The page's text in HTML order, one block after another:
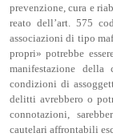
prevenzione, cura e
reato dell’art. 575
associazioni di tipo
propri» potrebbe
manifestazione della
condizioni di
delitti avrebbero o
connotazioni,
cautelari affrontabili